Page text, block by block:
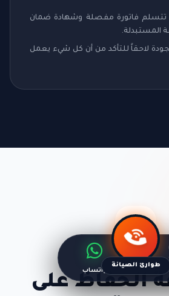
تتسلم فاتورة مفصلة وشهادة ضمان
لاحقاً للتأكد من أن كل شيء يعمل
الحفاظ على
طوارئ الصيانة
واتساب